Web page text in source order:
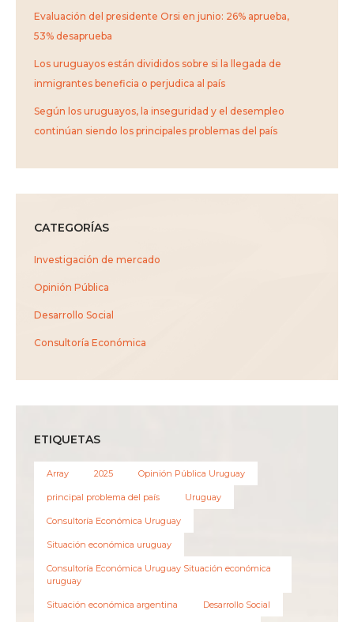
Evaluación del presidente Orsi en junio: 26% aprueba,
53% desaprueba
Los uruguayos están divididos sobre si la llegada de
inmigrantes beneficia o perjudica al país
Según los uruguayos, la inseguridad y el desempleo
continúan siendo los principales problemas del país
CATEGORÍAS
Investigación de mercado
Opinión Pública
Desarrollo Social
Consultoría Económica
ETIQUETAS
Array 2025 Opinión Pública Uruguay
principal problema del país Uruguay
Consultoría Económica Uruguay
Situación económica uruguay
Consultoría Económica Uruguay Situación económica
uruguay
Situación económica argentina Desarrollo Social